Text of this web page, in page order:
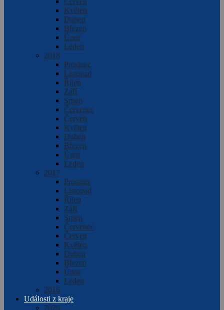
Květen
Duben
Březen
Únor
Leden
2018
Prosinec
Listopad
Říjen
Září
Srpen
Červenec
Červen
Květen
Duben
Březen
Únor
Leden
2017
Prosinec
Listopad
Říjen
Září
Srpen
Červenec
Červen
Květen
Duben
Březen
Únor
Leden
2016
Události z kraje
2026